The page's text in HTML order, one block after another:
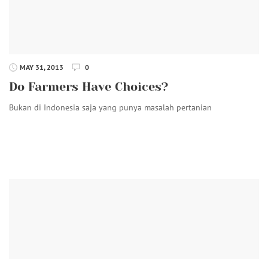
MAY 31, 2013 0
Do Farmers Have Choices?
Bukan di Indonesia saja yang punya masalah pertanian